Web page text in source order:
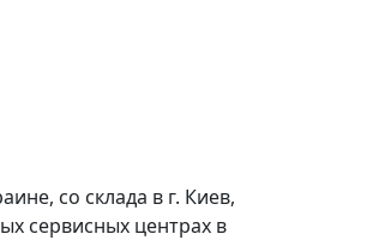
со склада в г. Киев,
сервисных центрах в